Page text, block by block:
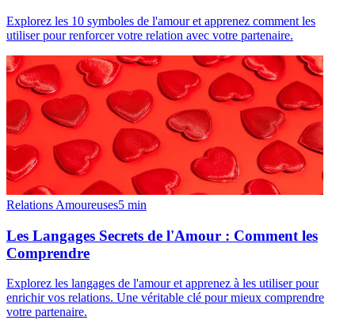
Explorez les 10 symboles de l'amour et apprenez comment les
utiliser pour renforcer votre relation avec votre partenaire.
Relations Amoureuses5 min
Les Langages Secrets de l'Amour : Comment les
Comprendre
Explorez les langages de l'amour et apprenez à les utiliser pour
enrichir vos relations. Une véritable clé pour mieux comprendre
votre partenaire.